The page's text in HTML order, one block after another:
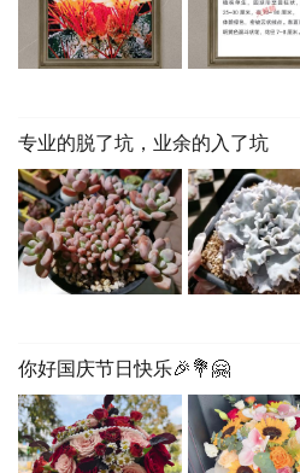
专业的脱了坑，业余的入了坑
你好国庆节日快乐🎉💐🤗